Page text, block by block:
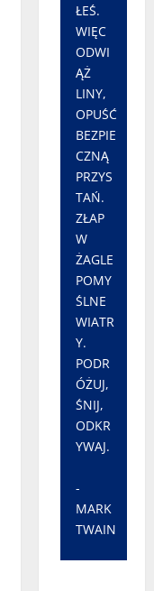
ŁEŚ.
WIĘC
ODWI
ĄŻ
LINY,
OPUŚĆ
BEZPIE
CZNĄ
PRZYS
TAŃ.
ZŁAP
W
ŻAGLE
POMY
ŚLNE
WIATR
Y.
PODR
ÓŻUJ,
ŚNIJ,
ODKR
YWAJ.
-
MARK
TWAIN